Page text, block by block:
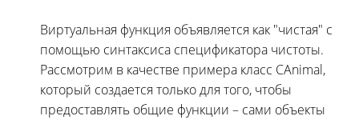
Виртуальная функция объявляется как "чистая" с
помощью синтаксиса спецификатора чистоты.
Рассмотрим в качестве примера класс CAnimal,
который создается только для того, чтобы
предоставлять общие функции – сами объекты